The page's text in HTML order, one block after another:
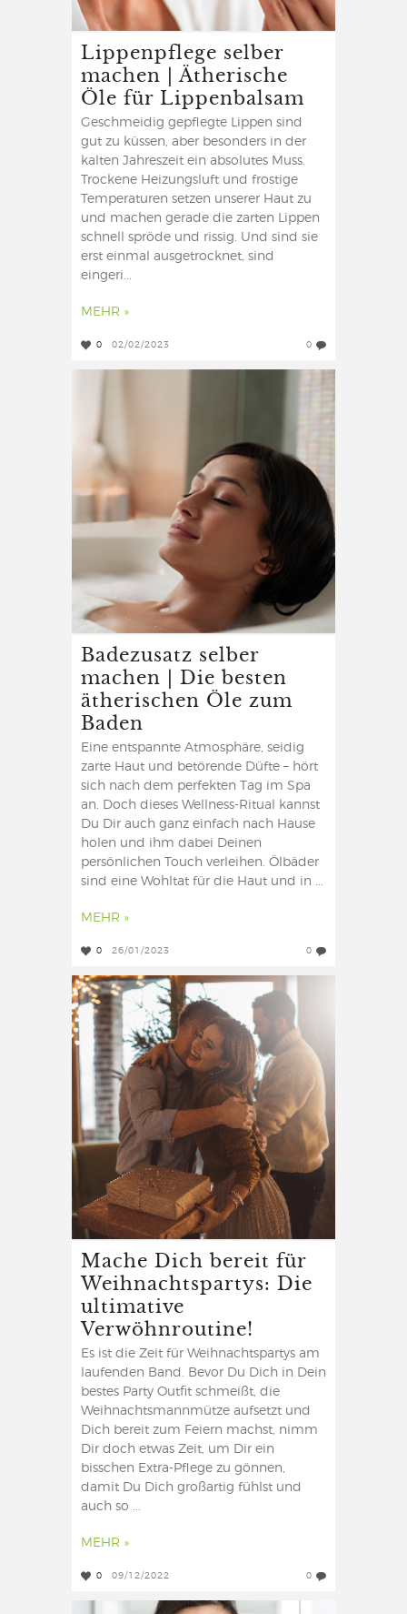
Lippenpflege selber
machen | Ätherische
Öle für Lippenbalsam
Geschmeidig gepflegte Lippen sind
gut zu küssen, aber besonders in der
kalten Jahreszeit ein absolutes Muss.
Trockene Heizungsluft und frostige
Temperaturen setzen unserer Haut zu
und machen gerade die zarten Lippen
schnell spröde und rissig. Und sind sie
erst einmal ausgetrocknet, sind
eingeri...
MEHR »
0 02/02/2023 0
Badezusatz selber
machen | Die besten
ätherischen Öle zum
Baden
Eine entspannte Atmosphäre, seidig
zarte Haut und betörende Düfte – hört
sich nach dem perfekten Tag im Spa
an. Doch dieses Wellness-Ritual kannst
Du Dir auch ganz einfach nach Hause
holen und ihm dabei Deinen
persönlichen Touch verleihen. Ölbäder
sind eine Wohltat für die Haut und in ...
MEHR »
0 26/01/2023 0
Mache Dich bereit für
Weihnachtspartys: Die
ultimative
Verwöhnroutine!
Es ist die Zeit für Weihnachtspartys am
laufenden Band. Bevor Du Dich in Dein
bestes Party Outfit schmeißt, die
Weihnachtsmannmütze aufsetzt und
Dich bereit zum Feiern machst, nimm
Dir doch etwas Zeit, um Dir ein
bisschen Extra-Pflege zu gönnen,
damit Du Dich großartig fühlst und
auch so ...
MEHR »
0 09/12/2022 0